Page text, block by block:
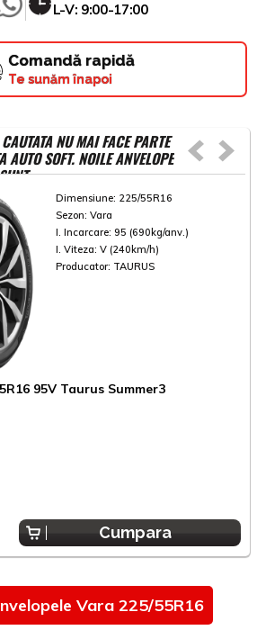
L-V: 9:00-17:00
Comandă rapidă
Te sunăm înapoi
NU MAI FACE PARTE
AUTO SOFT. NOILE ANVELOPE
Dimensiune: 225/55R16
Sezon: Vara
I. Incarcare: 95 (690kg/anv.)
I. Viteza: V (240km/h)
Producator: TAURUS
95V Taurus Summer3
Cumpara
Vara 225/55R16